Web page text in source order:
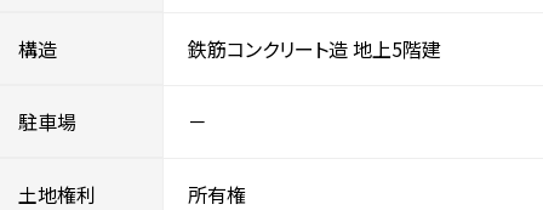
構造 鉄筋コンクリート造地上5階建
駐車場 －
土地権利 所有権